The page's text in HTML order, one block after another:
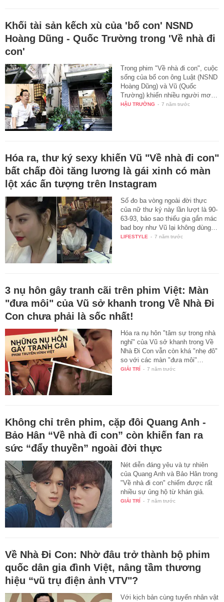
Khối tài sản kếch xù của 'bố con' NSND
Hoàng Dũng - Quốc Trường trong 'Về nhà đi
con'
Trong phim "Về nhà đi con", cuộc
sống của bố con ông Luật (NSND
Hoàng Dũng) và Vũ (Quốc
Trường) khiến nhiều người mơ…
HẬU TRƯỜNG - 7 năm trước
Hóa ra, thư ký sexy khiến Vũ "Về nhà đi con"
bất chấp đòi tăng lương là gái xinh có màn
lột xác ấn tượng trên Instagram
Số đo ba vòng ngoài đời thực
của nữ thư ký này lần lượt là 90-
63-93, bảo sao thiếu gia gắn mác
bad boy như Vũ lại không dùng…
LIFESTYLE - 7 năm trước
3 nụ hôn gây tranh cãi trên phim Việt: Màn
"đưa môi" của Vũ sở khanh trong Về Nhà Đi
Con chưa phải là sốc nhất!
Hóa ra nụ hôn "tâm sự trong nhà
nghỉ" của Vũ sở khanh trong Về
Nhà Đi Con vẫn còn khá "nhẹ đô"
so với các màn "đưa môi"…
GIẢI TRÍ - 7 năm trước
Không chỉ trên phim, cặp đôi Quang Anh -
Bảo Hân “Về nhà đi con” còn khiến fan ra
sức “đẩy thuyền” ngoài đời thực
Nét diễn đáng yêu và tự nhiên
của Quang Anh và Bảo Hân trong
"Về nhà đi con" chiếm được rất
nhiều sự ủng hộ từ khán giả.
GIẢI TRÍ - 7 năm trước
Về Nhà Đi Con: Nhờ đâu trở thành bộ phim
quốc dân gia đình Việt, nâng tầm thương
hiệu “vũ trụ điện ảnh VTV"?
Với kịch bản cùng tuyến nhân vật